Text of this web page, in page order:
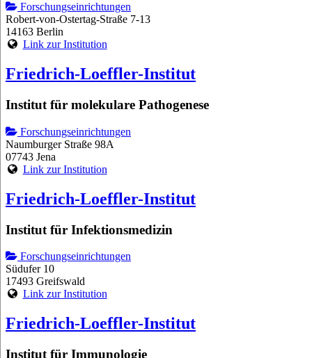
Forschungseinrichtungen
Robert-von-Ostertag-Straße 7-13
14163 Berlin
Link zur Institution
Friedrich-Loeffler-Institut
Institut für molekulare Pathogenese
Forschungseinrichtungen
Naumburger Straße 98A
07743 Jena
Link zur Institution
Friedrich-Loeffler-Institut
Institut für Infektionsmedizin
Forschungseinrichtungen
Südufer 10
17493 Greifswald
Link zur Institution
Friedrich-Loeffler-Institut
Institut für Immunologie